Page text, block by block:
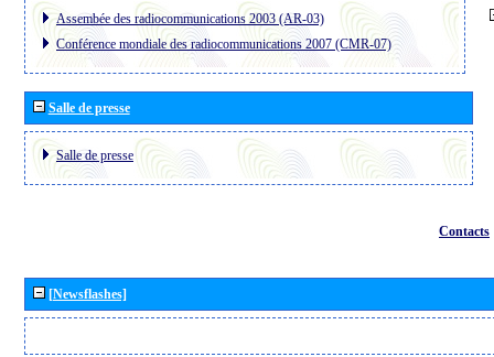
Assembée des radiocommunications 2003 (AR-03)
Conférence mondiale des radiocommunications 2007 (CMR-07)
Salle de presse
Salle de presse
Contacts
[Newsflashes]